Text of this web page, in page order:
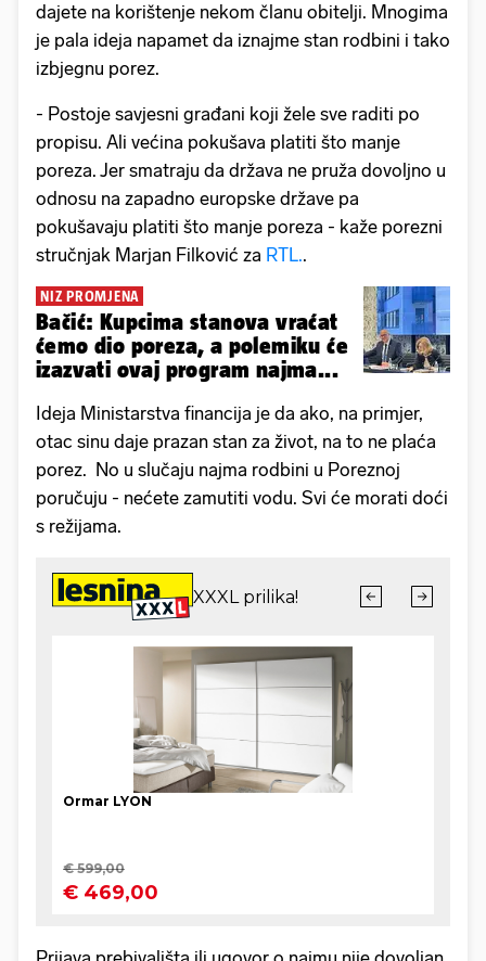
dajete na korištenje nekom članu obitelji. Mnogima
je pala ideja napamet da iznajme stan rodbini i tako
izbjegnu porez.
- Postoje savjesni građani koji žele sve raditi po
propisu. Ali većina pokušava platiti što manje
poreza. Jer smatraju da država ne pruža dovoljno u
odnosu na zapadno europske države pa
pokušavaju platiti što manje poreza - kaže porezni
stručnjak Marjan Filković za RTL..
NIZ PROMJENA
Bačić: Kupcima stanova vraćat
ćemo dio poreza, a polemiku će
izazvati ovaj program najma...
Ideja Ministarstva financija je da ako, na primjer,
otac sinu daje prazan stan za život, na to ne plaća
porez. No u slučaju najma rodbini u Poreznoj
poručuju - nećete zamutiti vodu. Svi će morati doći
s režijama.